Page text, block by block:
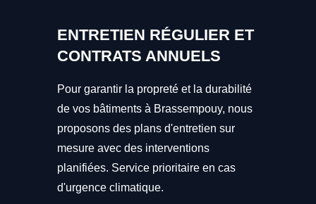
ENTRETIEN RÉGULIER ET
CONTRATS ANNUELS
Pour garantir la propreté et la durabilité
de vos bâtiments à Brassempouy, nous
proposons des plans d'entretien sur
mesure avec des interventions
planifiées. Service prioritaire en cas
d'urgence climatique.